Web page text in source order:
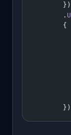
        })
        .
        {